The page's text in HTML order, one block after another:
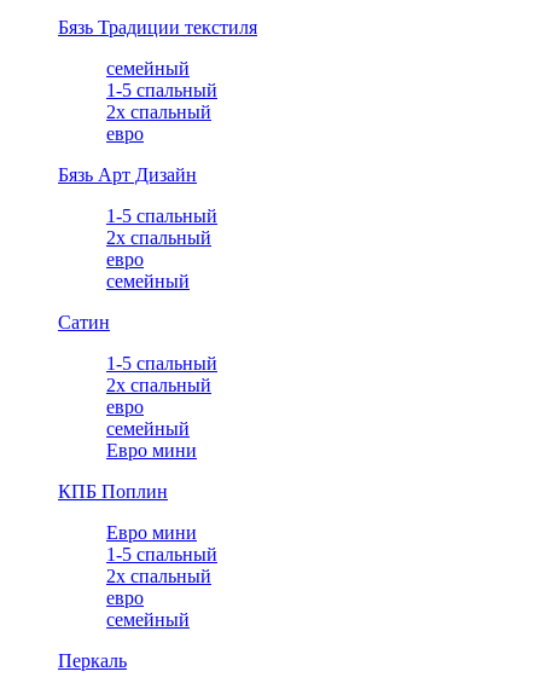
Бязь Традиции текстиля
семейный
1-5 спальный
2х спальный
евро
Бязь Арт Дизайн
1-5 спальный
2х спальный
евро
семейный
Сатин
1-5 спальный
2х спальный
евро
семейный
Евро мини
КПБ Поплин
Евро мини
1-5 спальный
2х спальный
евро
семейный
Перкаль